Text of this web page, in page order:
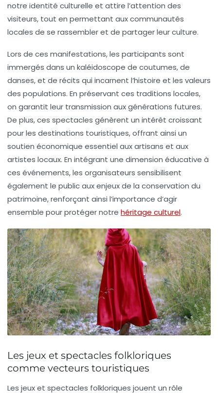
notre identité culturelle et attire l’attention des
visiteurs, tout en permettant aux communautés
locales de se rassembler et de partager leur culture.
Lors de ces manifestations, les participants sont
immergés dans un kaléidoscope de coutumes, de
danses, et de récits qui incarnent l’histoire et les valeurs
des populations. En préservant ces traditions locales,
on garantit leur transmission aux générations futures.
De plus, ces spectacles génèrent un intérêt croissant
pour les destinations touristiques, offrant ainsi un
soutien économique essentiel aux artisans et aux
artistes locaux. En intégrant une dimension éducative à
ces événements, les organisateurs sensibilisent
également le public aux enjeux de la conservation du
patrimoine, renforçant ainsi l’importance d’agir
ensemble pour protéger notre héritage culturel.
Les jeux et spectacles folkloriques
comme vecteurs touristiques
Les jeux et spectacles folkloriques jouent un rôle